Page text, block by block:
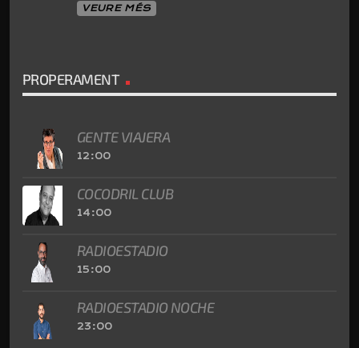
VEURE MÉS
PROPERAMENT
GENTE VIAJERA
12:00
COCODRIL CLUB
14:00
RADIOESTADIO
15:00
RADIOESTADIO NOCHE
23:00